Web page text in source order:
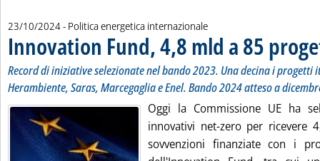
23/10/2024- Politica energetica internazionale
Innovation Fund, 4,8 mld a 85
Record di iniziative selezionate nel bando 2023. Una decina i
Herambiente, Saras, Marcegaglia e Enel. Bando 2024 atteso a
Oggi la Commissione UE ha
innovativi net-zero per ricevere
sovvenzioni finanziate con i